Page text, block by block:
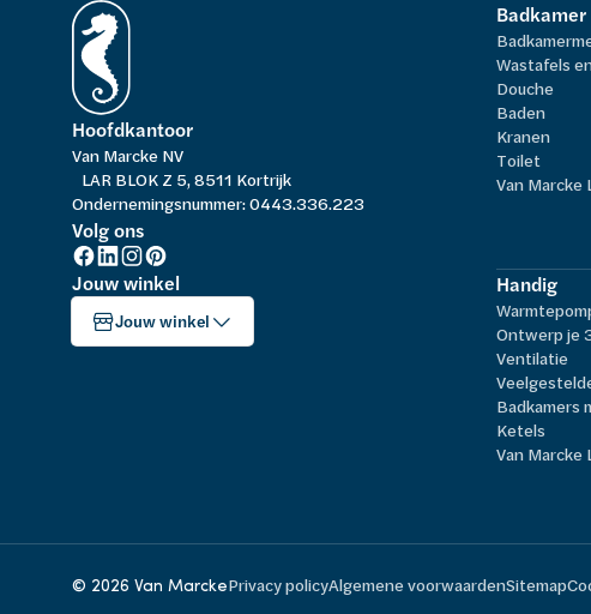
Hoofdkantoor
Van Marcke NV
LAR BLOK Z 5, 8511 Kortrijk
Ondernemingsnummer: 0443.336.223
Volg ons
Jouw winkel
Jouw winkel
Badkamer
Wastafels
Douche
Baden
Kranen
Toilet
Van Marcke
Handig
Ontwerp je
Ventilatie
Badkamers
Ketels
Van Marcke
© 2026 Van MarckePrivacy policyAlgemene voorwaardenSitemap